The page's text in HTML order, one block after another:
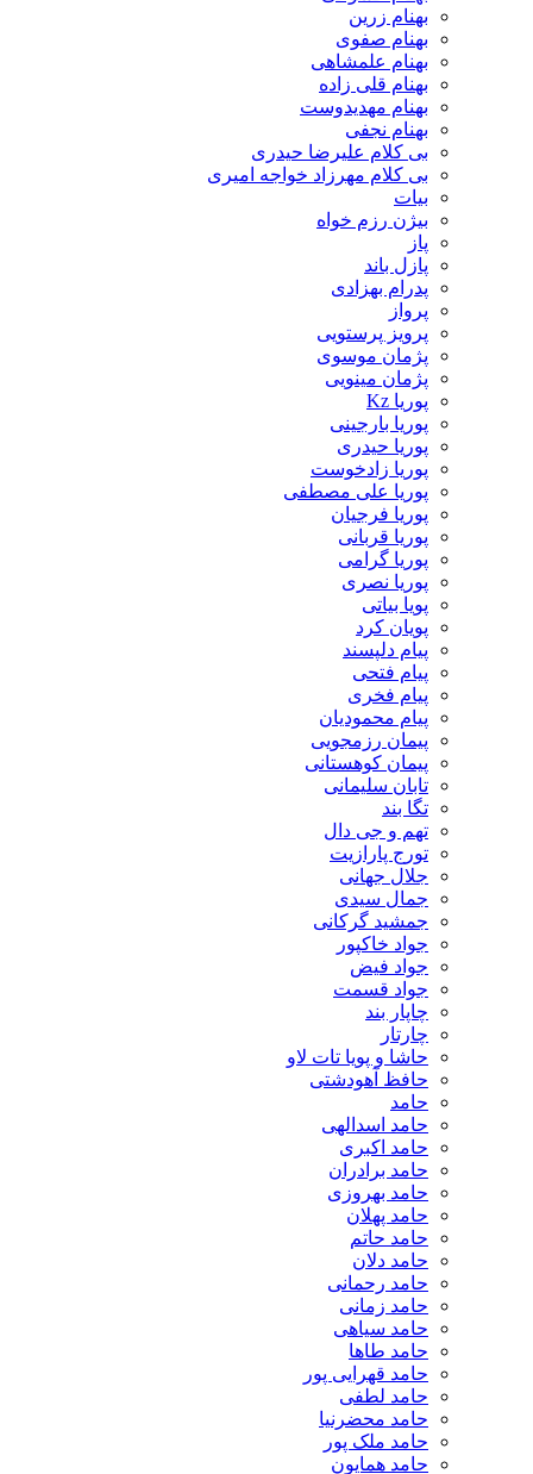
بهنام زرین
بهنام صفوی
بهنام علمشاهی
بهنام قلی زاده
بهنام مهدیدوست
بهنام نجفی
بی کلام علیرضا حیدری
بی کلام مهرزاد خواجه امیری
بیات
بیژن رزم خواه
پاز
پازل باند
پدرام بهزادی
پرواز
پرویز پرستویی
پژمان موسوی
پژمان مینویی
پوریا Kz
پوریا بارجینی
پوریا حیدری
پوریا زادخوست
پوریا علی مصطفی
پوریا فرجیان
پوریا قربانی
پوریا گرامی
پوریا نصری
پویا بیاتی
پویان کرد
پیام دلپسند
پیام فتحی
پیام فخری
پیام محمودیان
پیمان رزمجویی
پیمان کوهستانی
تابان سلیمانی
تگا بند
تهم و جی دال
تورج پارازیت
جلال جهانی
جمال سیدی
جمشید گرکانی
جواد خاکپور
جواد فیض
جواد قسمت
چاپار بند
چارتار
حاشا و پویا تات لاو
حافظ آهودشتی
حامد
حامد اسدالهی
حامد اکبری
حامد برادران
حامد بهروزی
حامد پهلان
حامد حاتم
حامد دلان
حامد رحمانی
حامد زمانی
حامد سیاهی
حامد طاها
حامد قهرایی پور
حامد لطفی
حامد محضرنیا
حامد ملک پور
حامد همایون